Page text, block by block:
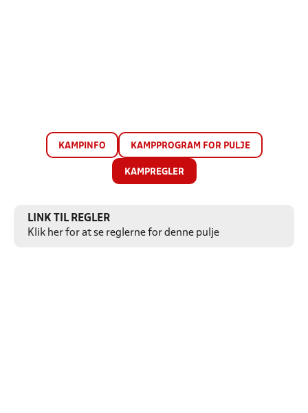
KAMPINFO KAMPPROGRAM FOR PULJE
KAMPREGLER
LINK TIL REGLER
Klik her for at se reglerne for denne pulje